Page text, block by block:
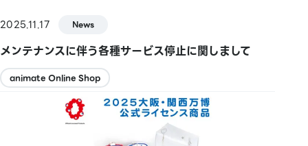
2025.11.17 News
メンテナンスに伴う各種サービス停止に関しまして
animate Online Shop